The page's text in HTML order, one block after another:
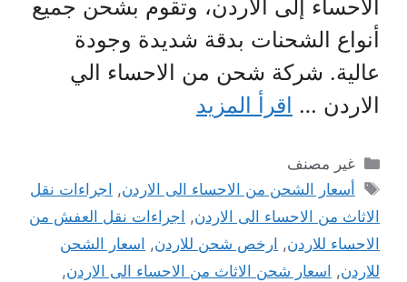
الأحساء إلى الأردن، وتقوم بشحن جميع
أنواع الشحنات بدقة شديدة وجودة
عالية. شركة شحن من الاحساء الي
الاردن … اقرأ المزيد
التصنيفات
غير مصنف
الوسوم
أسعار الشحن من الاحساء الى الاردن, اجراءات نقل
الاثاث من الاحساء الى الاردن, اجراءات نقل العفش من
الاحساء للاردن, ارخص شحن للاردن, اسعار الشحن
للاردن, اسعار شحن الاثاث من الاحساء الى الاردن,